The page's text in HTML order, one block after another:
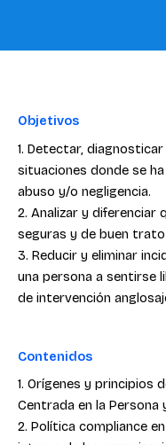
Objetivos
1. Detectar,
situaciones donde se
abuso y/o negligencia.
2. Analizar y diferenciar
seguras y de buen
3. Reducir y eliminar
una persona a sentirse
de intervención
Contenidos
1. Orígenes y principios
Centrada en la Persona
2. Política compliance